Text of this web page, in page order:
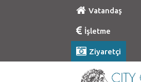
Vatandaş
İşletme
Ziyaretçi